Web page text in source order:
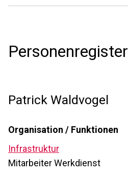
Personenregister
Patrick Waldvogel
Organisation / Funktionen
Infrastruktur
Mitarbeiter Werkdienst